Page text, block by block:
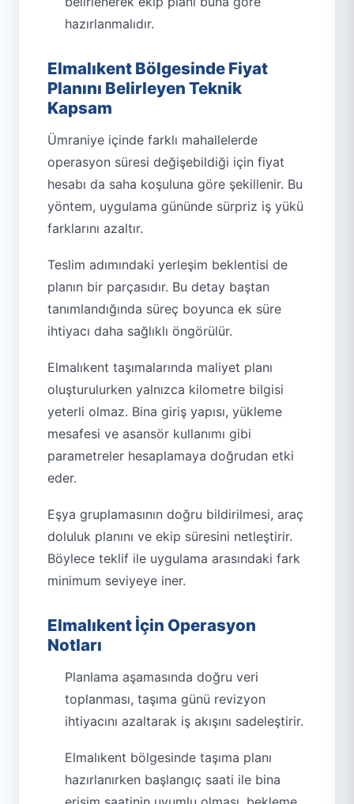
hazırlanmalıdır.
Elmalıkent Bölgesinde Fiyat
Planını Belirleyen Teknik
Kapsam
Ümraniye içinde farklı mahallelerde
operasyon süresi değişebildiği için fiyat
hesabı da saha koşuluna göre şekillenir. Bu
yöntem, uygulama gününde sürpriz iş yükü
farklarını azaltır.
Teslim adımındaki yerleşim beklentisi de
planın bir parçasıdır. Bu detay baştan
tanımlandığında süreç boyunca ek süre
ihtiyacı daha sağlıklı öngörülür.
Elmalıkent taşımalarında maliyet planı
oluşturulurken yalnızca kilometre bilgisi
yeterli olmaz. Bina giriş yapısı, yükleme
mesafesi ve asansör kullanımı gibi
parametreler hesaplamaya doğrudan etki
eder.
Eşya gruplamasının doğru bildirilmesi, araç
doluluk planını ve ekip süresini netleştirir.
Böylece teklif ile uygulama arasındaki fark
minimum seviyeye iner.
Elmalıkent İçin Operasyon
Notları
Planlama aşamasında doğru veri
toplanması, taşıma günü revizyon
ihtiyacını azaltarak iş akışını sadeleştirir.
Elmalıkent bölgesinde taşıma planı
hazırlanırken başlangıç saati ile bina